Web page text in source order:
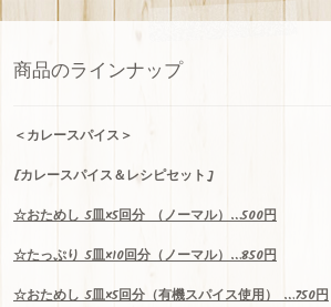
a
n
n
商品のラインナップ
＜カレースパイス＞
[カレースパイス＆レシピセット]
☆おためし 5皿×5回分（ノーマル）…500円
☆たっぷり 5皿×10回分（ノーマル） …850円
☆おためし 5皿×5回分（有機スパイス使用） …750円